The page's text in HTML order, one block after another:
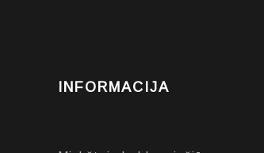
INFORMACIJA